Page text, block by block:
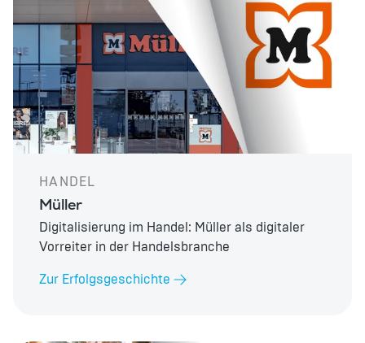
HANDEL
Müller
Digitalisierung im Handel: Müller als digitaler
Vorreiter in der Handelsbranche
Zur Erfolgsgeschichte